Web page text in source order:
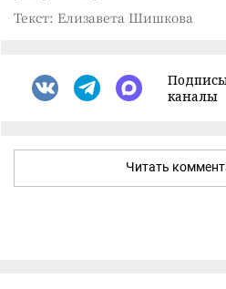
Текст: Елизавета Шишкова
каналы
Читать